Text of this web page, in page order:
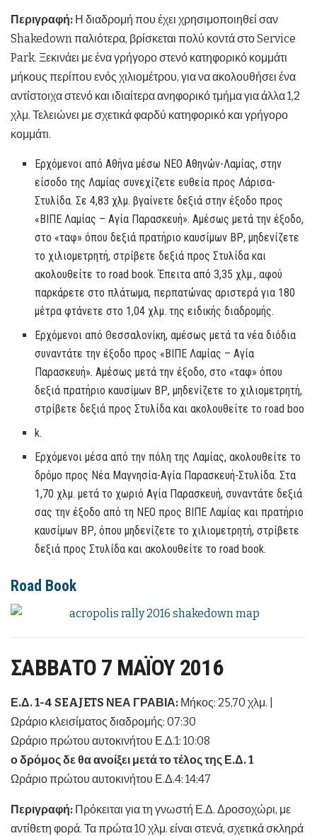
Περιγραφή: Η διαδρομή που έχει χρησιμοποιηθεί σαν
Shakedown παλιότερα, βρίσκεται πολύ κοντά στο Service
Park. Ξεκινάει με ένα γρήγορο στενό κατηφορικό κομμάτι
μήκους περίπου ενός χιλιομέτρου, για να ακολουθήσει ένα
αντίστοιχα στενό και ιδιαίτερα ανηφορικό τμήμα για άλλα 1,2
χλμ. Τελειώνει με σχετικά φαρδύ κατηφορικό και γρήγορο
κομμάτι.
Ερχόμενοι από Αθήνα μέσω ΝΕΟ Αθηνών-Λαμίας, στην
είσοδο της Λαμίας συνεχίζετε ευθεία προς Λάρισα-
Στυλίδα. Σε 4,83 χλμ. βγαίνετε δεξιά στην έξοδο προς
«ΒΙΠΕ Λαμίας – Αγία Παρασκευή». Αμέσως μετά την έξοδο,
στο «ταφ» όπου δεξιά πρατήριο καυσίμων ΒΡ, μηδενίζετε
το χιλιομετρητή, στρίβετε δεξιά προς Στυλίδα και
ακολουθείτε το road book. Έπειτα από 3,35 χλμ., αφού
παρκάρετε στο πλάτωμα, περπατώνας αριστερά για 180
μέτρα φτάνετε στο 1,04 χλμ. της ειδικής διαδρομής.
Ερχόμενοι από Θεσσαλονίκη, αμέσως μετά τα νέα διόδια
συναντάτε την έξοδο προς «ΒΙΠΕ Λαμίας – Αγία
Παρασκευή». Αμέσως μετά την έξοδο, στο «ταφ» όπου
δεξιά πρατήριο καυσίμων ΒΡ, μηδενίζετε το χιλιομετρητή,
στρίβετε δεξιά προς Στυλίδα και ακολουθείτε το road boo
k.
Ερχόμενοι μέσα από την πόλη της Λαμίας, ακολουθείτε το
δρόμο προς Νέα Μαγνησία-Αγία Παρασκευή-Στυλίδα. Στα
1,70 χλμ. μετά το χωριό Αγία Παρασκευή, συναντάτε δεξιά
σας την έξοδο από τη ΝΕΟ προς ΒΙΠΕ Λαμίας και πρατήριο
καυσίμων ΒΡ, όπου μηδενίζετε το χιλιομετρητή, στρίβετε
δεξιά προς Στυλίδα και ακολουθείτε το road book.
Road Book
ΣΑΒΒΑΤΟ 7 ΜΑΪΟΥ 2016
Ε.Δ. 1-4 SEAJETS ΝΕΑ ΓΡΑΒΙΑ: Μήκος: 25,70 χλμ. |
Ωράριο κλεισίματος διαδρομής: 07:30
Ωράριο πρώτου αυτοκινήτου Ε.Δ.1: 10:08
ο δρόμος δε θα ανοίξει μετά το τέλος της Ε.Δ. 1
Ωράριο πρώτου αυτοκινήτου Ε.Δ.4: 14:47
Περιγραφή: Πρόκειται για τη γνωστή Ε.Δ. Δροσοχώρι, με
αντίθετη φορά. Τα πρώτα 10 χλμ. είναι στενά, σχετικά σκληρά